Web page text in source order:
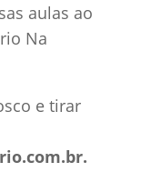
aulas ao
Na
e tirar